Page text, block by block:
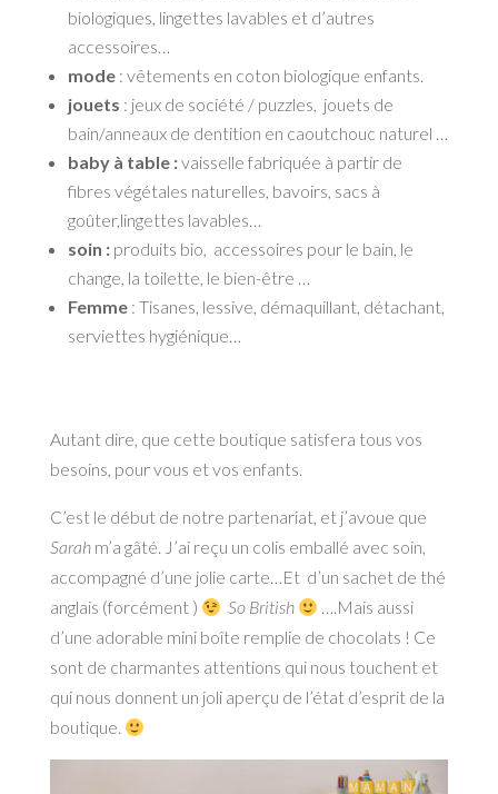
biologiques, lingettes lavables et d’autres
accessoires…
mode: vêtements en coton biologique enfants.
jouets : jeux de société / puzzles, jouets de
bain/anneaux de dentition en caoutchouc naturel …
baby à table :vaisselle fabriquée à partir de
fibres végétales naturelles, bavoirs, sacs à
goûter,lingettes lavables…
soin : produits bio, accessoires pour le bain, le
change, la toilette, le bien-être …
Femme: Tisanes, lessive, démaquillant, détachant,
serviettes hygiénique…
Autant dire, que cette boutique satisfera tous vos
besoins, pour vous et vos enfants.
C’est le début de notre partenariat, et j’avoue que
Sarahm’a gâté. J’ai reçu un colis emballé avec soin,
accompagné d’une jolie carte…Et d’un sachet de thé
anglais (forcément )
So British
….Mais aussi
d’une adorable mini boîte remplie de chocolats ! Ce
sont de charmantes attentions qui nous touchent et
qui nous donnent un joli aperçu de l’état d’esprit de la
boutique.